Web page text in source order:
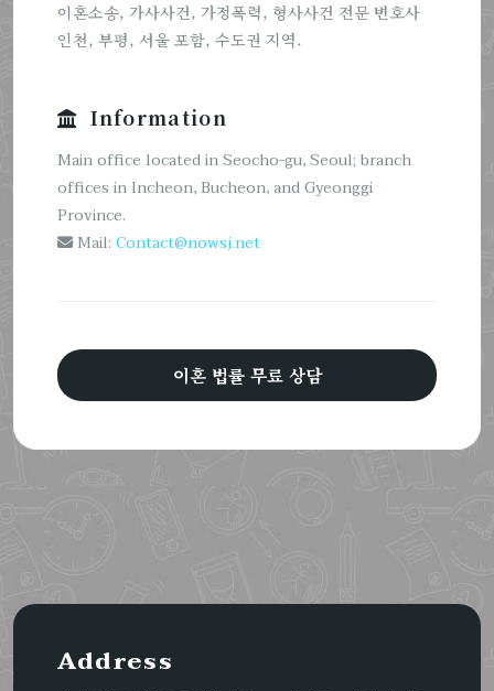
이혼소송, 가사사건, 가정폭력, 형사사건 전문 변호사
인천, 부평, 서울 포함, 수도권 지역.
Information
Main office located in Seocho-gu, Seoul; branch
offices in Incheon, Bucheon, and Gyeonggi
Province.
Mail: Contact@nowsj.net
이혼 법률 무료 상담
Address